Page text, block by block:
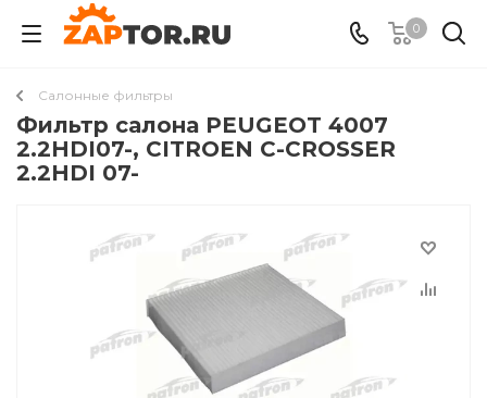
0
Салонные фильтры
Фильтр салона PEUGEOT 4007
2.2HDI07-, CITROEN C-CROSSER
2.2HDI 07-